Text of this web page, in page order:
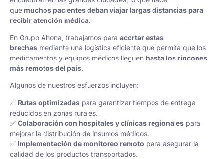
que muchos pacientes deban viajar largas distancias para
recibir atención médica.
En Grupo Ahona, trabajamos para acortar estas
brechas mediante una logística eficiente que permita que los
medicamentos y equipos médicos lleguen hasta los rincones
más remotos del país.
Algunos de nuestros esfuerzos incluyen:
✅ Rutas optimizadas para garantizar tiempos de entrega
reducidos en zonas rurales.
✅ Colaboración con hospitales y clínicas regionales para
mejorar la distribución de insumos médicos.
✅ Implementación de monitoreo remoto para asegurar la
calidad de los productos transportados.